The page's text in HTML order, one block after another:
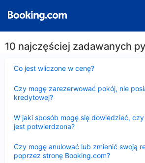
10 najczęściej zadawanych
Co jest wliczone w cenę?
Czy mogę zarezerwować pokój, nie
kredytowej?
W jaki sposób mogę się dowiedzieć,
jest potwierdzona?
Czy mogę anulować lub zmienić swoją
poprzez stronę Booking.com?